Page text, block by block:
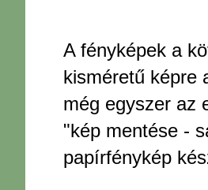
A fényképek a
kisméretű képre
még egyszer az
"kép mentése -
papírfénykép